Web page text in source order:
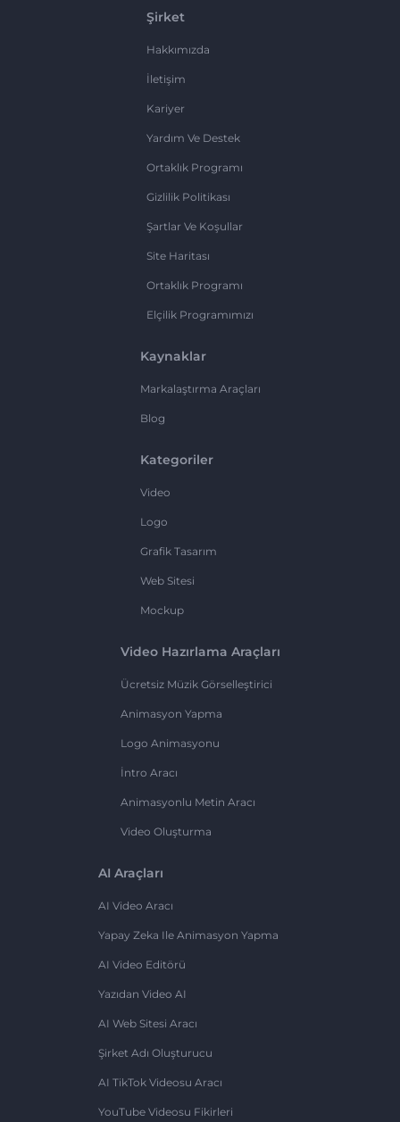
Şirket
Hakkımızda
İletişim
Kariyer
Yardım Ve Destek
Ortaklık Programı
Gizlilik Politikası
Şartlar Ve Koşullar
Site Haritası
Ortaklık Programı
Elçilik Programımızı
Kaynaklar
Markalaştırma Araçları
Blog
Kategoriler
Video
Logo
Grafik Tasarım
Web Sitesi
Mockup
Video Hazırlama Araçları
Ücretsiz Müzik Görselleştirici
Animasyon Yapma
Logo Animasyonu
İntro Aracı
Animasyonlu Metin Aracı
Video Oluşturma
AI Araçları
AI Video Aracı
Yapay Zeka Ile Animasyon Yapma
AI Video Editörü
Yazıdan Video AI
AI Web Sitesi Aracı
Şirket Adı Oluşturucu
AI TikTok Videosu Aracı
YouTube Videosu Fikirleri